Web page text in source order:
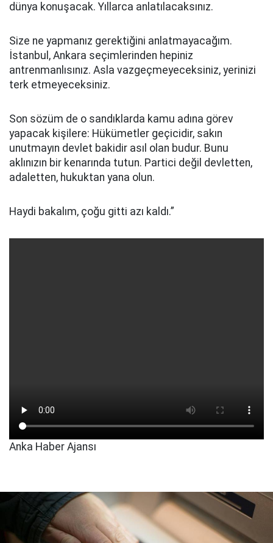
dünya konuşacak. Yıllarca anlatılacaksınız.
Size ne yapmanız gerektiğini anlatmayacağım.
İstanbul, Ankara seçimlerinden hepiniz
antrenmanlısınız. Asla vazgeçmeyeceksiniz, yerinizi
terk etmeyeceksiniz.
Son sözüm de o sandıklarda kamu adına görev
yapacak kişilere: Hükümetler geçicidir, sakın
unutmayın devlet bakidir asıl olan budur. Bunu
aklınızın bir kenarında tutun. Partici değil devletten,
adaletten, hukuktan yana olun.
Haydi bakalım, çoğu gitti azı kaldı.”
Anka Haber Ajansı